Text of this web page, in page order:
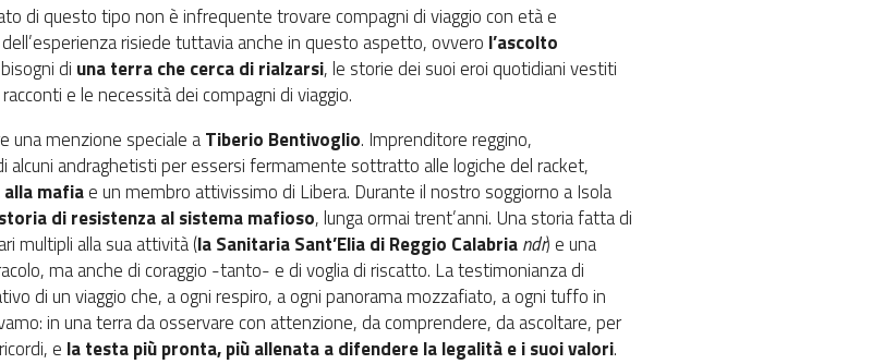
di questo tipo non è infrequente trovare compagni di viaggio con età e
risiede tuttavia anche in questo aspetto, ovvero l’ascolto
di una terra che cerca di rialzarsi, le storie dei suoi eroi quotidiani vestiti
e le necessità dei compagni di viaggio.
una menzione speciale aTiberio Bentivoglio. Imprenditore reggino,
andraghetisti per essersi fermamente sottratto alle logiche del racket,
mafiae un membro attivissimo di Libera. Durante il nostro soggiorno a Isola
storia di resistenza al sistema mafioso, lunga ormai trent’anni. Una storia fatta di
multipli alla sua attività (la Sanitaria Sant’Elia di Reggio Calabriandr) e una
ma anche di coraggio -tanto- e di voglia di riscatto. La testimonianza di
di un viaggio che, a ogni respiro, a ogni panorama mozzafiato, a ogni tuffo in
in una terra da osservare con attenzione, da comprendere, da ascoltare, per
e la testa più pronta, più allenata a difendere la legalità e i suoi valori.